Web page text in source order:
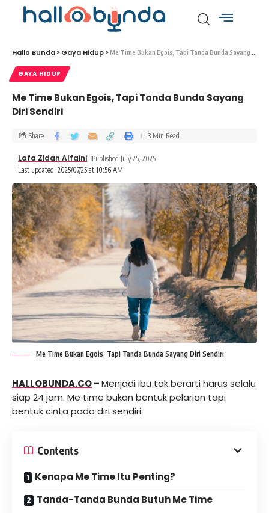
Hallo Bunda > Gaya Hidup >Me Time Bukan Egois, Tapi Tanda Bunda Sayang Diri Sendiri
GAYA HIDUP
Me Time Bukan Egois, Tapi Tanda Bunda Sayang
Diri Sendiri
Last updated: 2025/07/25 at 10:56 AM
Lafa Zidan Alfaini Published July 25, 2025
Share 3 Min Read
Me Time Bukan Egois, Tapi Tanda Bunda Sayang Diri Sendiri
HALLOBUNDA.CO–Menjadi ibu tak berarti harus selalu
siap 24 jam. Me time bukan bentuk pelarian tapi
bentuk cinta pada diri sendiri.
Contents
Kenapa Me Time Itu Penting?
Tanda-Tanda Bunda Butuh Me Time